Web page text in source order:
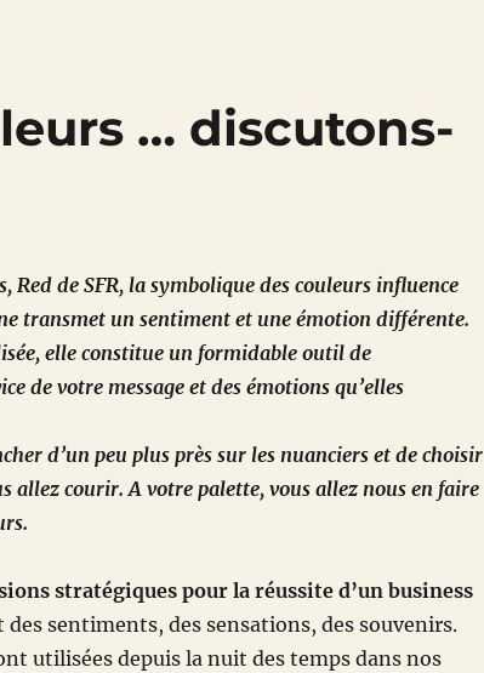
… discutons-
Red de SFR, la symbolique des couleurs influence
transmet un sentiment et une émotion différente.
elle constitue un formidable outil de
de votre message et des émotions qu’elles
d’un peu plus près sur les nuanciers et de choisir
allez courir. A votre palette, vous allez nous en faire
stratégiques pour la réussite d’un business
des sentiments, des sensations, des souvenirs.
utilisées depuis la nuit des temps dans nos